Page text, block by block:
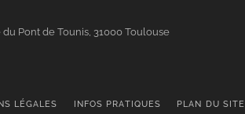
du Pont de Tounis, 31000 Toulouse
LÉGALES INFOS PRATIQUES PLAN DU SITE